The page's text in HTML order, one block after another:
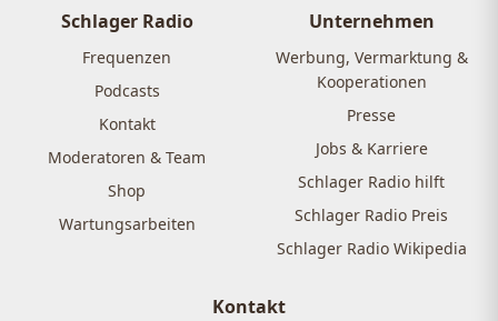
Schlager Radio
Frequenzen
Podcasts
Kontakt
Moderatoren & Team
Shop
Wartungsarbeiten
Unternehmen
Werbung, Vermarktung &
Kooperationen
Presse
Jobs & Karriere
Schlager Radio hilft
Schlager Radio Preis
Schlager Radio Wikipedia
Kontakt